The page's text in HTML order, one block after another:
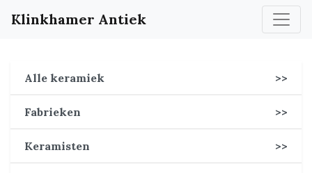
Klinkhamer Antiek
Alle keramiek >>
Fabrieken >>
Keramisten >>